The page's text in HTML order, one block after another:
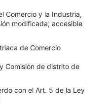
Comercio y la Industria,
modificada; accesible
de Comercio
Comisión de distrito de
con el Art. 5 de la Ley